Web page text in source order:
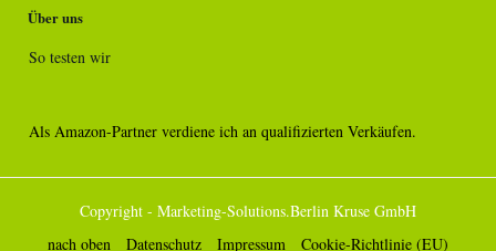
Über uns
So testen wir
Als Amazon-Partner verdiene ich an qualifizierten Verkäufen.
Copyright - Marketing-Solutions.Berlin Kruse GmbH
nach oben
Datenschutz Impressum Cookie-Richtlinie (EU)